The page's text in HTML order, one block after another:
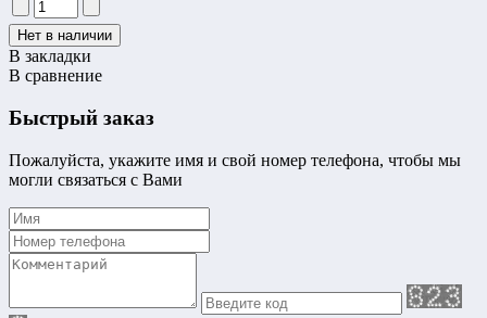
В закладки
В сравнение
Быстрый заказ
Пожалуйста, укажите имя и свой номер телефона, чтобы мы
могли связаться с Вами